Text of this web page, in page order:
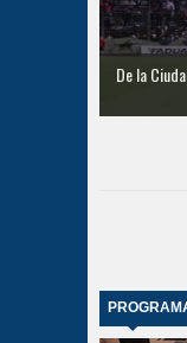
De la